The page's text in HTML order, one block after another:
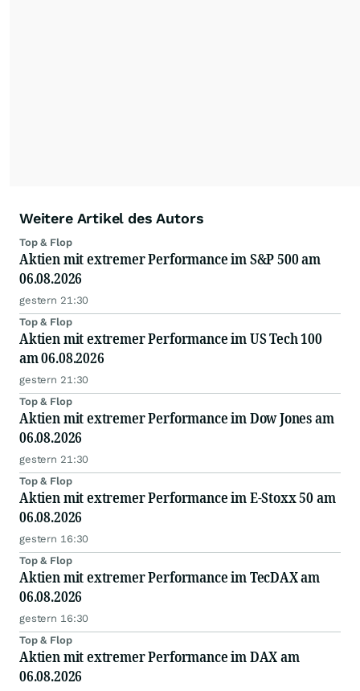
Weitere Artikel des Autors
Top & Flop
Aktien mit extremer Performance im S&P 500 am
06.08.2026
gestern 21:30
Top & Flop
Aktien mit extremer Performance im US Tech 100
am 06.08.2026
gestern 21:30
Top & Flop
Aktien mit extremer Performance im Dow Jones am
06.08.2026
gestern 21:30
Top & Flop
Aktien mit extremer Performance im E-Stoxx 50 am
06.08.2026
gestern 16:30
Top & Flop
Aktien mit extremer Performance im TecDAX am
06.08.2026
gestern 16:30
Top & Flop
Aktien mit extremer Performance im DAX am
06.08.2026